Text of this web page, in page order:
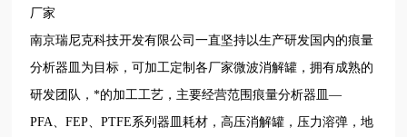
厂家
南京瑞尼克科技开发有限公司一直坚持以生产研发国内的痕量
分析器皿为目标，可加工定制各厂家微波消解罐，拥有成熟的
研发团队，*的加工工艺，主要经营范围痕量分析器皿—
PFA、FEP、PTFE系列器皿耗材，高压消解罐，压力溶弹，地